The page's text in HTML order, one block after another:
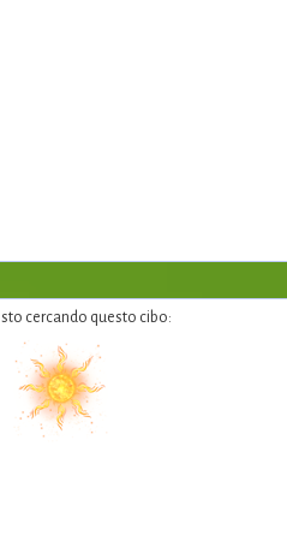
sto cercando questo cibo: